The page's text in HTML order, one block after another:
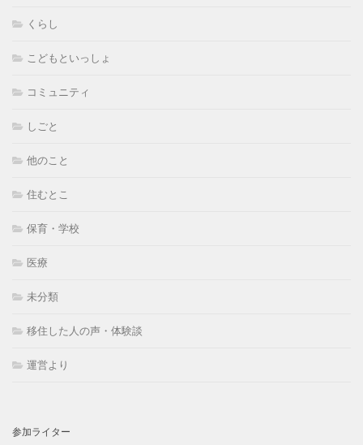
くらし
こどもといっしょ
コミュニティ
しごと
他のこと
住むとこ
保育・学校
医療
未分類
移住した人の声・体験談
運営より
参加ライター